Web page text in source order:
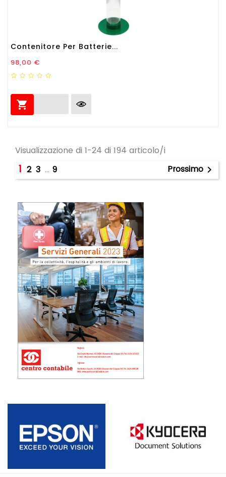
Contenitore Per Batterie...
Prezzo
98,00 €

Visualizzazione di 1-24 di 194 articolo/i
1 2 3 … 9 Prossimo 